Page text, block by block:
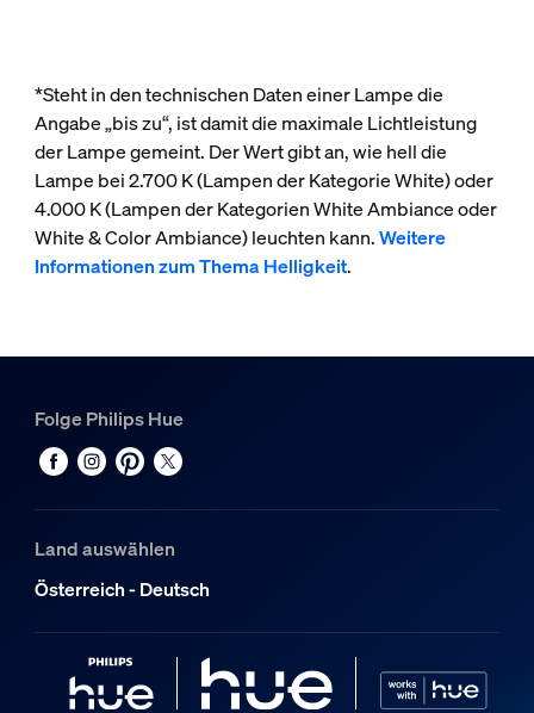
*Steht in den technischen Daten einer Lampe die
Angabe „bis zu“, ist damit die maximale Lichtleistung
der Lampe gemeint. Der Wert gibt an, wie hell die
Lampe bei 2.700 K (Lampen der Kategorie White) oder
4.000 K (Lampen der Kategorien White Ambiance oder
White & Color Ambiance) leuchten kann.Weitere
Informationen zum Thema Helligkeit.
Folge Philips Hue
Land auswählen
Österreich - Deutsch